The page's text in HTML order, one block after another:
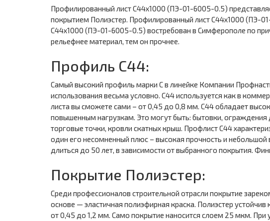
Профилированный лист С44х1000 (ПЭ-01-6005-0.5)
покрытием Полиэстер. Профилированный лист С44х1000 (ПЭ-
С44х1000 (ПЭ-01-6005-0.5) востребован в Симферополе по
рельефнее материал, тем он прочнее.
Профиль С44:
Самый высокий профиль марки С в линейке Компании
использования весьма условно. С44 используется как в
листа вы сможете сами – от 0,45 до 0,8 мм. С44 обладает
повышенным нагрузкам. Это могут быть: бытовки,
торговые точки, кровли скатных крыш. Профлист С44
один его несомненный плюс – высокая прочность и
длиться до 50 лет, в зависимости от выбранного покрытия.
Покрытие Полиэстер:
Среди профессионалов строительной отрасли покрытие
основе — эластичная полиэфирная краска. Полиэстер
от 0,45 до 1,2 мм. Само покрытие наносится слоем 25 мкм. При